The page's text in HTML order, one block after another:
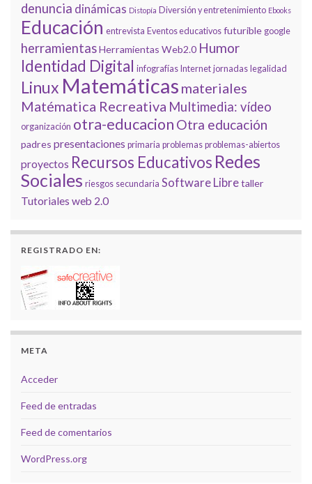
denuncia dinámicas Distopía Diversión y entretenimiento Ebooks
Educación entrevista Eventos educativos futurible google
herramientasHerramientas Web2.0 Humor
Identidad Digital infografías Internet jornadas legalidad
Linux Matemáticas materiales
Matématica Recreativa Multimedia: vídeo
organización otra-educacion Otra educación
padres presentaciones primaria problemas problemas-abiertos
proyectos Recursos Educativos Redes
Sociales riesgos secundaria Software Libretaller
Tutoriales web 2.0
REGISTRADO EN:
META
Acceder
Feed de entradas
Feed de comentarios
WordPress.org